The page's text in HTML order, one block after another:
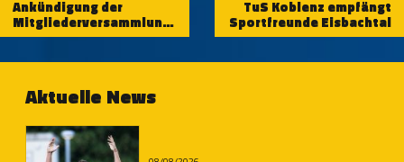
Ankündigung der
Mitgliederversammlung
2024
TuS Koblenz empfängt
Sportfreunde Eisbachtal
Aktuelle News